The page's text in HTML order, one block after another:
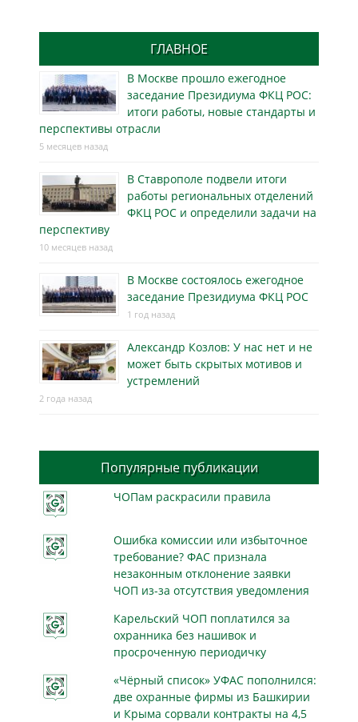
ГЛАВНОЕ
В Москве прошло ежегодное
заседание Президиума ФКЦ РОС:
итоги работы, новые стандарты и
перспективы отрасли
5 месяцев назад
В Ставрополе подвели итоги
работы региональных отделений
ФКЦ РОС и определили задачи на
перспективу
10 месяцев назад
В Москве состоялось ежегодное
заседание Президиума ФКЦ РОС
1 год назад
Александр Козлов: У нас нет и не
может быть скрытых мотивов и
устремлений
2 года назад
Популярные публикации
ЧОПам раскрасили правила
Ошибка комиссии или избыточное
требование? ФАС признала
незаконным отклонение заявки
ЧОП из-за отсутствия уведомления
Карельский ЧОП поплатился за
охранника без нашивок и
просроченную периодичку
«Чёрный список» УФАС пополнился:
две охранные фирмы из Башкирии
и Крыма сорвали контракты на 4,5